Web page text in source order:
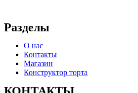
Разделы
О нас
Контакты
Магазин
Конструктор торта